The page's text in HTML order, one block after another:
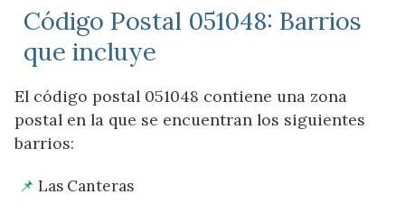
Código Postal 051048: Barrios
que incluye
El código postal 051048 contiene una zona
postal en la que se encuentran los siguientes
barrios:
Las Canteras